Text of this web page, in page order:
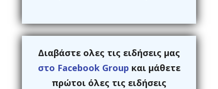
Διαβάστε ολες τις ειδήσεις μας
στο Facebook Group και μάθετε
πρώτοι όλες τις ειδήσεις